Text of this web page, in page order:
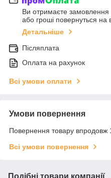
Ви отримаєте замовлення
або гроші повернуться на
Детальніше
Післяплата
Оплата на рахунок
Всі умови оплати
Умови повернення
Повернення товару впродовж
Всі умови повернення